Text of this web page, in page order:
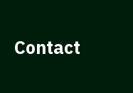
Contact